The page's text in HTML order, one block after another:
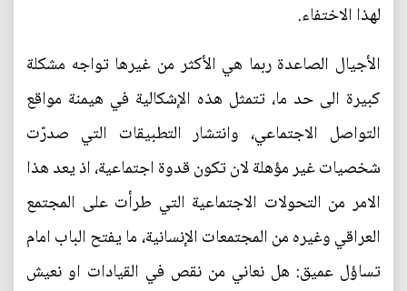
لهذا الاختفاء.
الأجيال الصاعدة ربما هي الأكثر من غيرها تواجه مشكلة
كبيرة الى حد ما، تتمثل هذه الإشكالية في هيمنة مواقع
التواصل الاجتماعي، وانتشار التطبيقات التي صدرّت
شخصيات غير مؤهلة لان تكون قدوة اجتماعية، اذ يعد هذا
الامر من التحولات الاجتماعية التي طرأت على المجتمع
العراقي وغيره من المجتمعات الإنسانية، ما يفتح الباب امام
تساؤل عميق: هل نعاني من نقص في القيادات او نعيش